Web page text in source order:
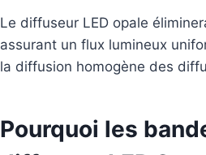
Le diffuseur LED opale
assurant un flux lumineux
la diffusion homogène des
Pourquoi les